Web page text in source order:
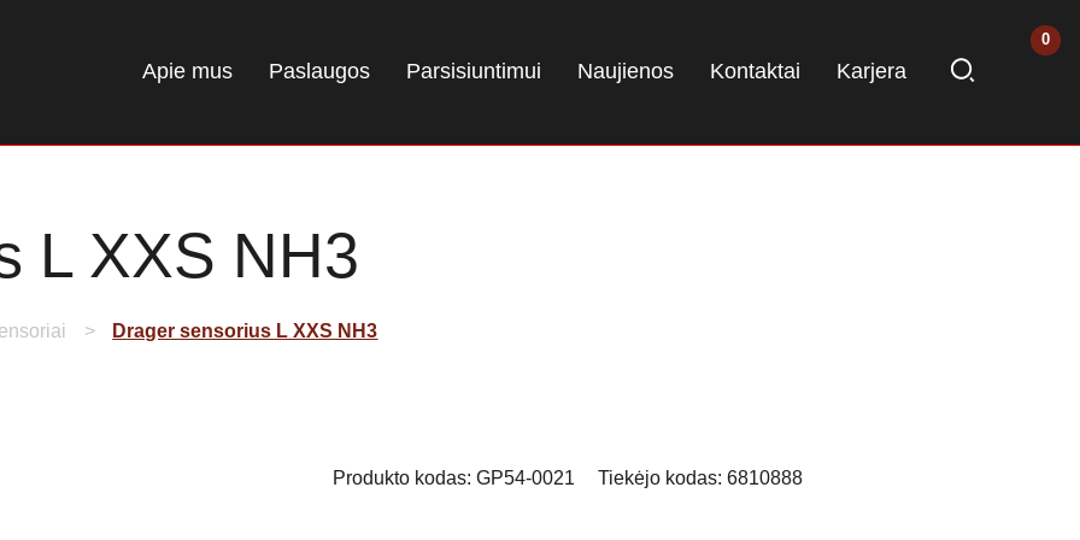
Apie mus Paslaugos Parsisiuntimui Naujienos Kontaktai Karjera
L XXS NH3
Drager sensorius L XXS NH3
Produkto kodas:GP54-0021 Tiekėjo kodas:6810888